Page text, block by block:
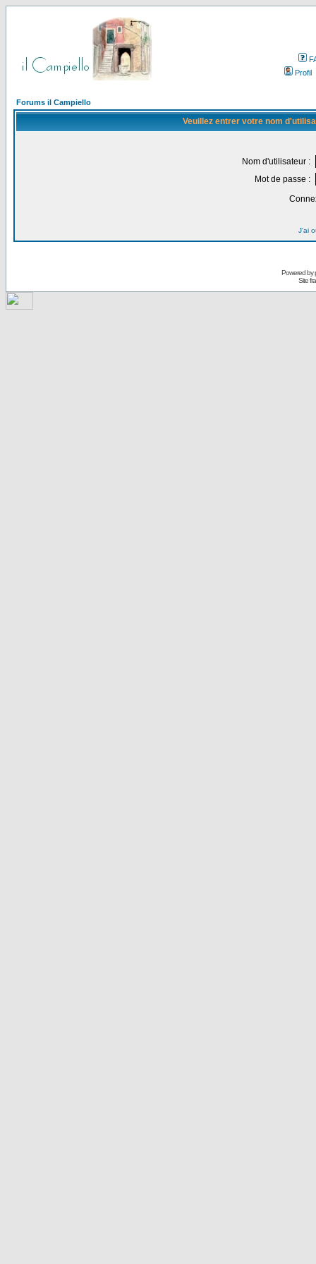
Profil
Forums il Campiello
Veuillez entrer votre nom
Nom d'utilisateur :
Mot de passe :
J'ai
Powered by
Site